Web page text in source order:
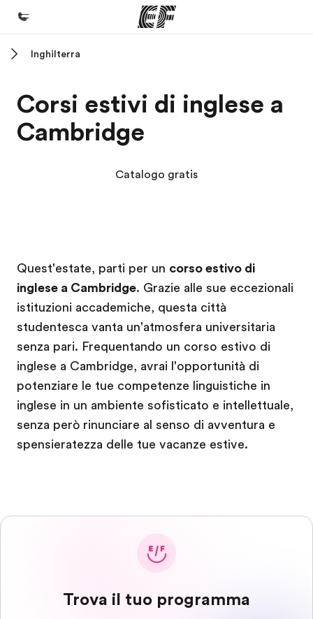
Programmi
Vedi la nostra offerta
Carriera
Lavora con noi
Inghilterra
Corsi estivi di inglese a
Cambridge
Catalogo gratis
Quest'estate, parti per un corso estivo di
inglese a Cambridge. Grazie alle sue eccezionali
istituzioni accademiche, questa città
studentesca vanta un'atmosfera universitaria
senza pari. Frequentando un corso estivo di
inglese a Cambridge, avrai l'opportunità di
potenziare le tue competenze linguistiche in
inglese in un ambiente sofisticato e intellettuale,
senza però rinunciare al senso di avventura e
spensieratezza delle tue vacanze estive.
Trova il tuo programma